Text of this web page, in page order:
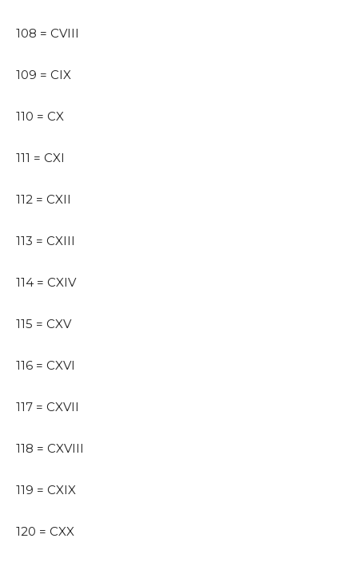
108 = CVIII
109 = CIX
110 = CX
111 = CXI
112 = CXII
113 = CXIII
114 = CXIV
115 = CXV
116 = CXVI
117 = CXVII
118 = CXVIII
119 = CXIX
120 = CXX